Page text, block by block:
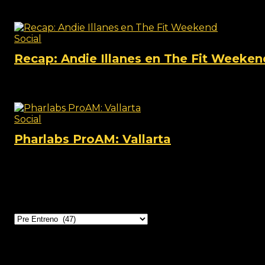
Social
Recap: Andie Illanes en The Fit
Social
Pharlabs ProAM: Vallarta